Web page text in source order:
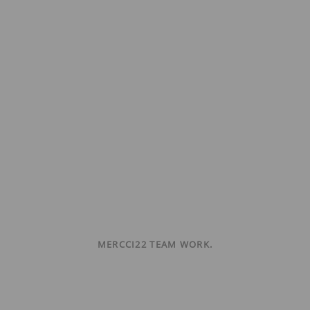
MERCCI22 TEAM WORK.